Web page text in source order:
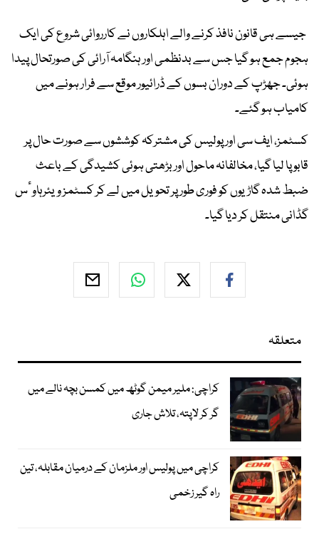
جیسے ہی قانون نافذ کرنے والے اہلکاروں نے کارروائی شروع کی ایک
ہجوم جمع ہو گیا جس سے بدنظمی اور ہنگامہ آرائی کی صورتحال پیدا
ہوئی۔ جھڑپ کے دوران بسوں کے ڈرائیور موقع سے فرار ہونے میں
کامیاب ہو گئے۔
کسٹمز، ایف سی اور پولیس کی مشترکہ کوششوں سے صورت حال پر
قابو پا لیا گیا، مخالفانہ ماحول اور بڑھتی ہوئی کشیدگی کے باعث
ضبط شدہ گاڑیوں کو فوری طور پر تحویل میں لے کر کسٹمز ویئرہاوٴس
گڈانی منتقل کر دیا گیا۔
متعلقہ
کراچی: ملیر میمن گوٹھ میں کمسن بچہ نالے میں
گر کر لاپتہ، تلاش جاری
کراچی میں پولیس اور ملزمان کے درمیان مقابلہ، تین
راہ گیر زخمی